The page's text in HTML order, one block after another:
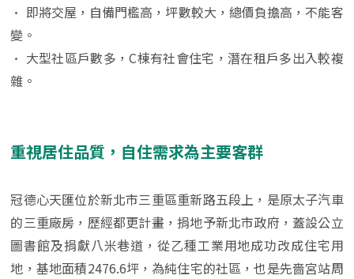
• 即將交屋，自備門檻高，坪數較大，總價負擔高，不能客
變。
• 大型社區戶數多，C棟有社會住宅，潛在租戶多出入較複
雜。
重視居住品質，自住需求為主要客群
冠德心天匯位於新北市三重區重新路五段上，是原太子汽車
的三重廠房，歷經都更計畫，捐地予新北市政府，蓋設公立
圖書館及捐獻八米巷道，從乙種工業用地成功改成住宅用
地，基地面積2476.6坪，為純住宅的社區，也是先嗇宮站周